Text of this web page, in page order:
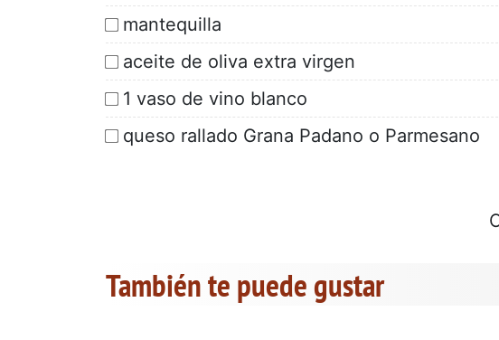
mantequilla
aceite de oliva extra virgen
1 vaso de vino blanco
queso rallado Grana Padano o Parmesano
También te puede gustar